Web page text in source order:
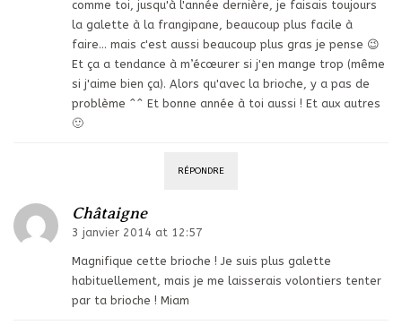
comme toi, jusqu'à l'année dernière, je faisais toujours
la galette à la frangipane, beaucoup plus facile à
faire… mais c'est aussi beaucoup plus gras je pense 😉
Et ça a tendance à m’écœurer si j'en mange trop (même
si j'aime bien ça). Alors qu'avec la brioche, y a pas de
problème ^^ Et bonne année à toi aussi ! Et aux autres
🙂
RÉPONDRE
Châtaigne
3 janvier 2014 at 12:57
Magnifique cette brioche ! Je suis plus galette
habituellement, mais je me laisserais volontiers tenter
par ta brioche ! Miam